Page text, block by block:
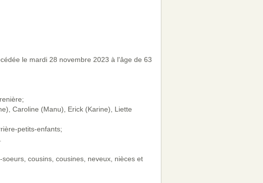
le mardi 28 novembre 2023 à l'âge de 63
Caroline (Manu), Erick (Karine), Liette
petits-enfants;
cousins, cousines, neveux, nièces et